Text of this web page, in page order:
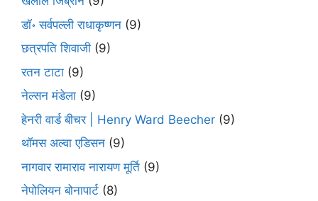
डॉ॰ सर्वपल्ली राधाकृष्णन (9)
छत्रपति शिवाजी (9)
रतन टाटा (9)
नेल्सन मंडेला (9)
हेनरी वार्ड बीचर | Henry Ward Beecher (9)
थॉमस अल्वा एडिसन (9)
नागवार रामाराव नारायण मूर्ति (9)
नेपोलियन बोनापार्ट (8)